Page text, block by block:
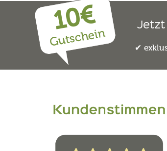
10€
Gutschein
Jetzt